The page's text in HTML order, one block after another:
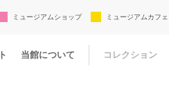
ミュージアムショップ ミュージアムカフ
当館について コレクション